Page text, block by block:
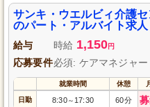
サンキ・ウエルビィ介護
のパート・アルバイト求人
給与 時給 1,150円
応募要件必須: ケアマネジャ
就業時間 休憩 月
日勤 8:30～ 17:30 60分